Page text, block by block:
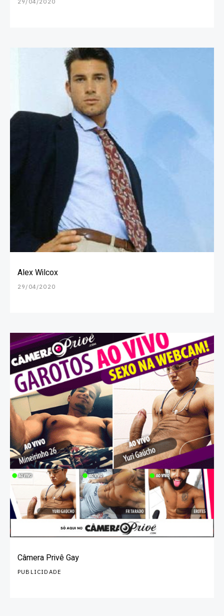
Alex Wilcox
29/04/2020
Câmera Privê Gay
PUBLICIDADE